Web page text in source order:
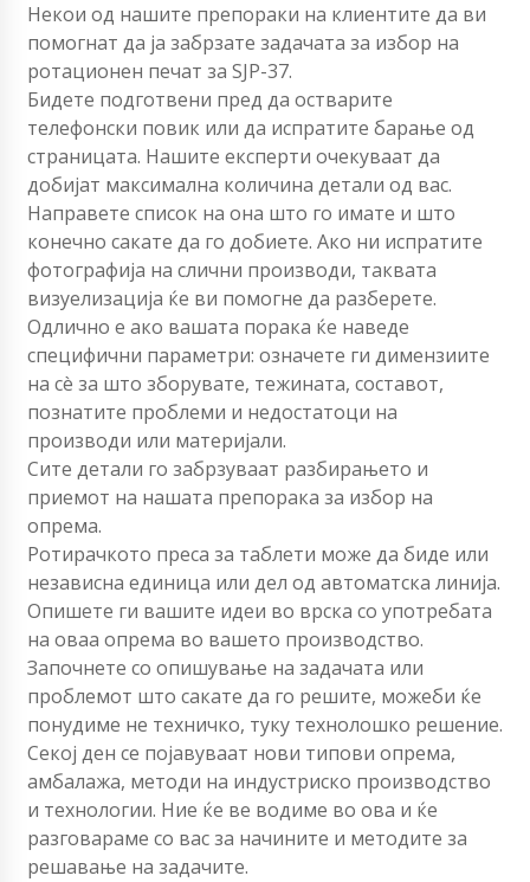
Некои од нашите препораки на клиентите да ви
помогнат да ја забрзате задачата за избор на
ротационен печат за SJP-37.
Бидете подготвени пред да остварите
телефонски повик или да испратите барање од
страницата. Нашите експерти очекуваат да
добијат максимална количина детали од вас.
Направете список на она што го имате и што
конечно сакате да го добиете. Ако ни испратите
фотографија на слични производи, таквата
визуелизација ќе ви помогне да разберете.
Одлично е ако вашата порака ќе наведе
специфични параметри: означете ги димензиите
на сè за што зборувате, тежината, составот,
познатите проблеми и недостатоци на
производи или материјали.
Сите детали го забрзуваат разбирањето и
приемот на нашата препорака за избор на
опрема.
Ротирачкото преса за таблети може да биде или
независна единица или дел од автоматска линија.
Опишете ги вашите идеи во врска со употребата
на оваа опрема во вашето производство.
Започнете со опишување на задачата или
проблемот што сакате да го решите, можеби ќе
понудиме не техничко, туку технолошко решение.
Секој ден се појавуваат нови типови опрема,
амбалажа, методи на индустриско производство
и технологии. Ние ќе ве водиме во ова и ќе
разговараме со вас за начините и методите за
решавање на задачите.